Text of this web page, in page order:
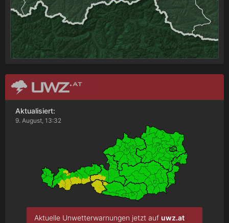
Aktualisiert:
9. August, 13:32
Aktuelle Unwetterwarnungen jetzt auf uwz.at